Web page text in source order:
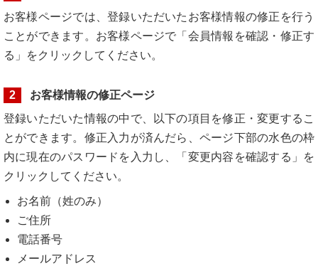
お客様ページでは、登録いただいたお客様情報の修正を行う
ことができます。お客様ページで「会員情報を確認・修正す
る」をクリックしてください。
2
お客様情報の修正ページ
登録いただいた情報の中で、以下の項目を修正・変更するこ
とができます。修正入力が済んだら、ページ下部の水色の枠
内に現在のパスワードを入力し、「変更内容を確認する」を
クリックしてください。
お名前（姓のみ）
ご住所
電話番号
メールアドレス